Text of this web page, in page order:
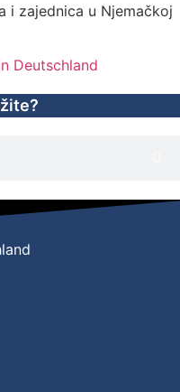
i zajednica u Njemačkoj